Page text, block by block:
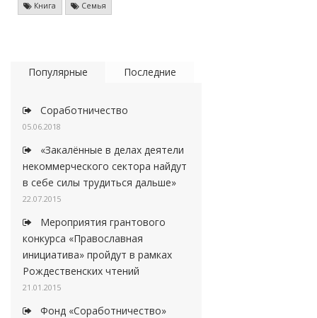
Книга Семья
Популярные Последние
Соработничество
05.06.2018
«Закалённые в делах деятели
некоммерческого сектора найдут
в себе силы трудиться дальше»
22.07.2015
Мероприятия грантового
конкурса «Православная
инициатива» пройдут в рамках
Рождественских чтений
21.01.2015
Фонд «Соработничество»